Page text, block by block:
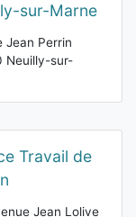
sur-Marne
Jean Perrin
Neuilly-sur-
Travail de
Jean Lolive